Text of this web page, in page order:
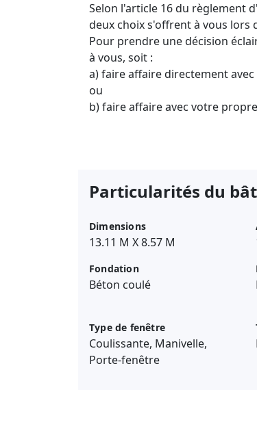
Selon l'article 16 du règlement
deux choix s'offrent à vous
Pour prendre une décision
à vous, soit :
a) faire affaire directement
ou
b) faire affaire avec votre
Particularités du
Dimensions
13.11 M X 8.57 M
Fondation
Béton coulé
Type de fenêtre
Coulissante, Manivelle,
Porte-fenêtre